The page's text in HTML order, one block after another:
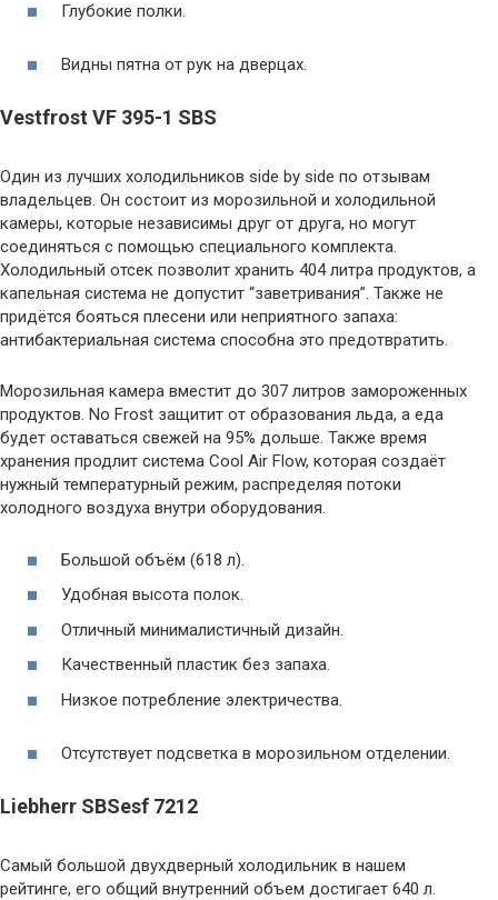
Глубокие полки.
Видны пятна от рук на дверцах.
Vestfrost VF 395-1 SBS
Один из лучших холодильников side by side по отзывам
владельцев. Он состоит из морозильной и холодильной
камеры, которые независимы друг от друга, но могут
соединяться с помощью специального комплекта.
Холодильный отсек позволит хранить 404 литра продуктов, а
капельная система не допустит “заветривания”. Также не
придётся бояться плесени или неприятного запаха:
антибактериальная система способна это предотвратить.
Морозильная камера вместит до 307 литров замороженных
продуктов. No Frost защитит от образования льда, а еда
будет оставаться свежей на 95% дольше. Также время
хранения продлит система Cool Air Flow, которая создаёт
нужный температурный режим, распределяя потоки
холодного воздуха внутри оборудования.
Большой объём (618 л).
Удобная высота полок.
Отличный минималистичный дизайн.
Качественный пластик без запаха.
Низкое потребление электричества.
Отсутствует подсветка в морозильном отделении.
Liebherr SBSesf 7212
Самый большой двухдверный холодильник в нашем
рейтинге, его общий внутренний объем достигает 640 л.